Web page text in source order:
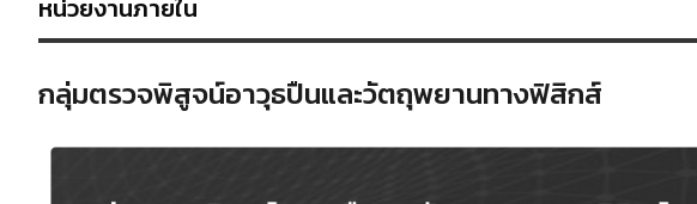
หน่วยงานภายใน
กลุ่มตรวจพิสูจน์อาวุธปืนและวัตถุพยานทางฟิสิกส์